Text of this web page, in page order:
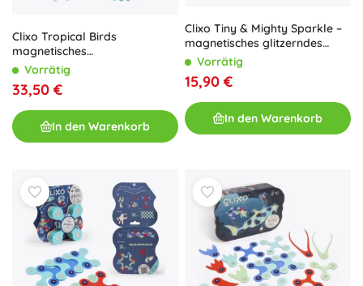
Clixo Tropical Birds
magnetisches
Konstruktionsset 22 Stk.
Vorrätig
33,50 €
In den Warenkorb
Clixo Tiny & Mighty Sparkle –
magnetisches glitzerndes
Konstruktionsset 9 Stk.
Vorrätig
15,90 €
In den Warenkorb